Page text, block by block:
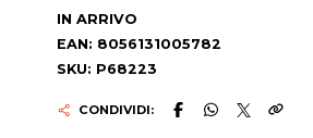
IN ARRIVO
EAN: 8056131005782
SKU: P68223
CONDIVIDI: